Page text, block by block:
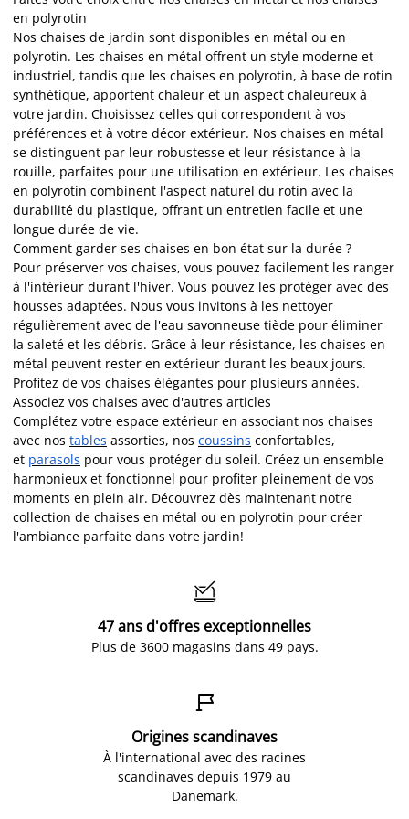
en polyrotin
Nos chaises de jardin sont disponibles en métal ou en
polyrotin. Les chaises en métal offrent un style moderne et
industriel, tandis que les chaises en polyrotin, à base de rotin
synthétique, apportent chaleur et un aspect chaleureux à
votre jardin. Choisissez celles qui correspondent à vos
préférences et à votre décor extérieur. Nos chaises en métal
se distinguent par leur robustesse et leur résistance à la
rouille, parfaites pour une utilisation en extérieur. Les chaises
en polyrotin combinent l'aspect naturel du rotin avec la
durabilité du plastique, offrant un entretien facile et une
longue durée de vie.
Comment garder ses chaises en bon état sur la durée ?
Pour préserver vos chaises, vous pouvez facilement les ranger
à l'intérieur durant l'hiver. Vous pouvez les protéger avec des
housses adaptées. Nous vous invitons à les nettoyer
régulièrement avec de l'eau savonneuse tiède pour éliminer
la saleté et les débris. Grâce à leur résistance, les chaises en
métal peuvent rester en extérieur durant les beaux jours.
Profitez de vos chaises élégantes pour plusieurs années.
Associez vos chaises avec d'autres articles
Complétez votre espace extérieur en associant nos chaises
avec nos tables assorties, nos coussins confortables,
et parasols pour vous protéger du soleil. Créez un ensemble
harmonieux et fonctionnel pour profiter pleinement de vos
moments en plein air. Découvrez dès maintenant notre
collection de chaises en métal ou en polyrotin pour créer
l'ambiance parfaite dans votre jardin!

47 ans d'offres exceptionnelles
Plus de 3600 magasins dans 49 pays.

Origines scandinaves
À l'international avec des racines
scandinaves depuis 1979 au
Danemark.